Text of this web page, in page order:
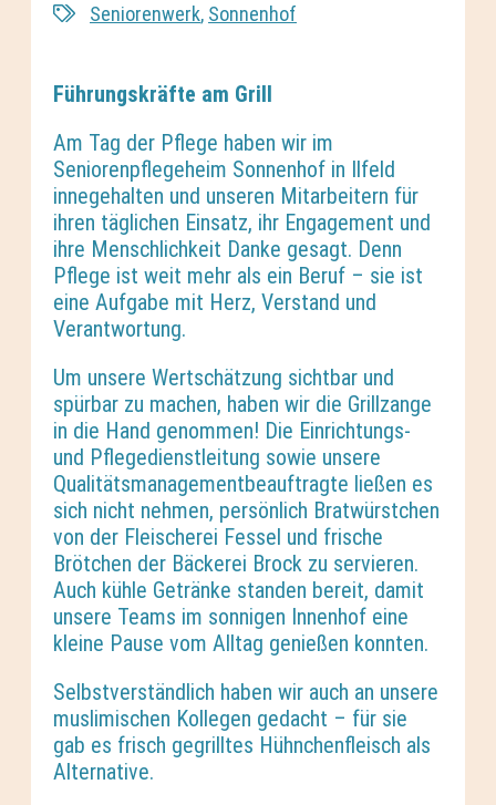
Seniorenwerk, Sonnenhof
Führungskräfte am Grill
Am Tag der Pflege haben wir im
Seniorenpflegeheim Sonnenhof in Ilfeld
innegehalten und unseren Mitarbeitern für
ihren täglichen Einsatz, ihr Engagement und
ihre Menschlichkeit Danke gesagt. Denn
Pflege ist weit mehr als ein Beruf – sie ist
eine Aufgabe mit Herz, Verstand und
Verantwortung.
Um unsere Wertschätzung sichtbar und
spürbar zu machen, haben wir die Grillzange
in die Hand genommen! Die Einrichtungs-
und Pflegedienstleitung sowie unsere
Qualitätsmanagementbeauftragte ließen es
sich nicht nehmen, persönlich Bratwürstchen
von der Fleischerei Fessel und frische
Brötchen der Bäckerei Brock zu servieren.
Auch kühle Getränke standen bereit, damit
unsere Teams im sonnigen Innenhof eine
kleine Pause vom Alltag genießen konnten.
Selbstverständlich haben wir auch an unsere
muslimischen Kollegen gedacht – für sie
gab es frisch gegrilltes Hühnchenfleisch als
Alternative.